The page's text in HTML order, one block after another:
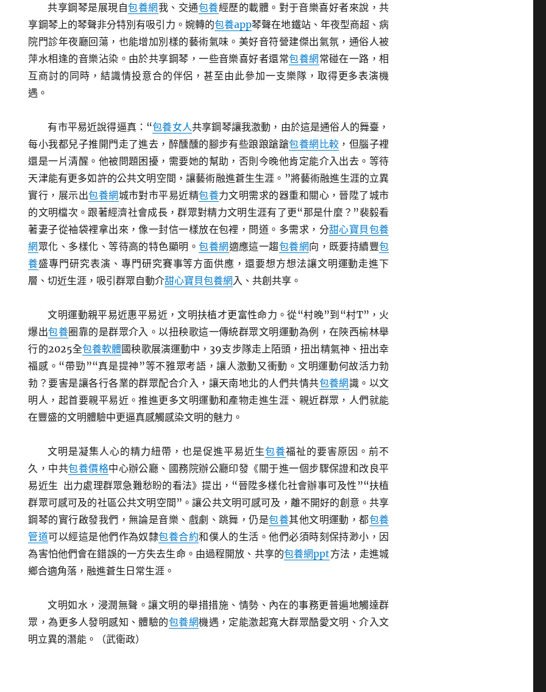
共享鋼琴是展現自包養網我、交通包養經歷的載體。對于音樂喜好者來說，共
享鋼琴上的琴聲非分特別有吸引力。婉轉的包養app琴聲在地鐵站、年夜型商超、病
院門診年夜廳回蕩，也能增加別樣的藝術氣味。美好音符營建傑出氣氛，通俗人被
萍水相逢的音樂沾染。由於共享鋼琴，一些音樂喜好者還常包養網 常碰在一路，相
互商討的同時，結識情投意合的伴侶，甚至由此參加一支樂隊，取得更多表演機
遇。
有市平易近說得逼真：“包養女人共享鋼琴讓我激動，由於這是通俗人的舞臺，
每小我都兒子推開門走了進去，醉醺醺的腳步有些踉踉蹌蹌包養網比較 ，但腦子裡
還是一片清醒。他被問題困擾，需要她的幫助，否則今晚他肯定能介入出去。等待
天津能有更多如許的公共文明空間，讓藝術融進蒼生生涯。”將藝術融進生涯的立異
實行，展示出包養網城市對市平易近精包養力文明需求的器重和關心，晉陞了城市
的文明檔次。跟著經濟社會成長，群眾對精力文明生涯有了更“那是什麼？”裴毅看
著妻子從袖袋裡拿出來，像一封信一樣放在包裡，問道。多需求，分甜心寶貝包養
網 眾化、多樣化、等待高的特色顯明。包養網適應這一趨包養網向，既要持續豐包
養盛專門研究表演、專門研究賽事等方面供應，還要想方想法讓文明運動走進下
層、切近生涯，吸引群眾自動介甜心寶貝包養網 入、共創共享。
文明運動親平易近惠平易近，文明扶植才更富性命力。從“村晚”到“村T”，火
爆出包養圈靠的是群眾介入。以扭秧歌這一傳統群眾文明運動為例，在陜西榆林舉
行的2025全包養軟體國秧歌展演運動中，39支步隊走上陌頭，扭出精氣神、扭出幸
福感。“帶勁”“真是提神”等不雅眾考語，讓人激動又衝動。文明運動何故活力勃
勃？要害是讓各行各業的群眾配合介入，讓天南地北的人們共情共包養網識。以文
明人，起首要親平易近。推進更多文明運動和產物走進生涯、親近群眾，人們就能
在豐盛的文明體驗中更逼真感觸感染文明的魅力。
文明是凝集人心的精力紐帶，也是促進平易近生包養福祉的要害原因。前不
久，中共包養價格中心辦公廳、國務院辦公廳印發《關于進一個步驟保證和改良平
易近生 出力處理群眾急難愁盼的看法》提出，“晉陞多樣化社會辦事可及性”“扶植
群眾可感可及的社區公共文明空間”。讓公共文明可感可及，離不開好的創意。共享
鋼琴的實行啟發我們，無論是音樂、戲劇、跳舞，仍是包養其他文明運動，都包養
管道可以經這是他們作為奴隸包養合約和僕人的生活。他們必須時刻保持渺小，因
為害怕他們會在錯誤的一方失去生命。由過程開放、共享的包養網ppt方法，走進城
鄉合適角落，融進蒼生日常生涯。
文明如水，浸潤無聲。讓文明的舉措措施、情勢、內在的事務更普遍地觸達群
眾，為更多人發明感知、體驗的包養網機遇，定能激起寬大群眾酷愛文明、介入文
明立異的潛能。（武衛政）